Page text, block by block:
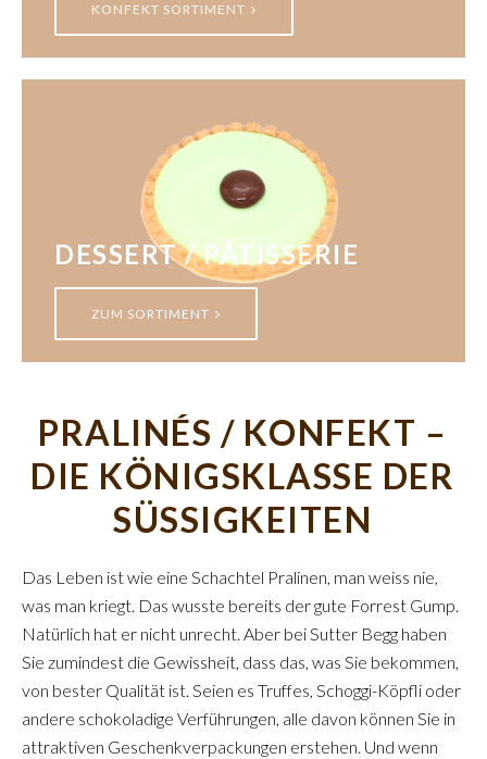
KONFEKT SORTIMENT
DESSERT / PÂTISSERIE
ZUM SORTIMENT
PRALINÉS / KONFEKT –
DIE KÖNIGSKLASSE DER
SÜSSIGKEITEN
Das Leben ist wie eine Schachtel Pralinen, man weiss nie,
was man kriegt. Das wusste bereits der gute Forrest Gump.
Natürlich hat er nicht unrecht. Aber bei Sutter Begg haben
Sie zumindest die Gewissheit, dass das, was Sie bekommen,
von bester Qualität ist. Seien es Truffes, Schoggi-Köpfli oder
andere schokoladige Verführungen, alle davon können Sie in
attraktiven Geschenkverpackungen erstehen. Und wenn